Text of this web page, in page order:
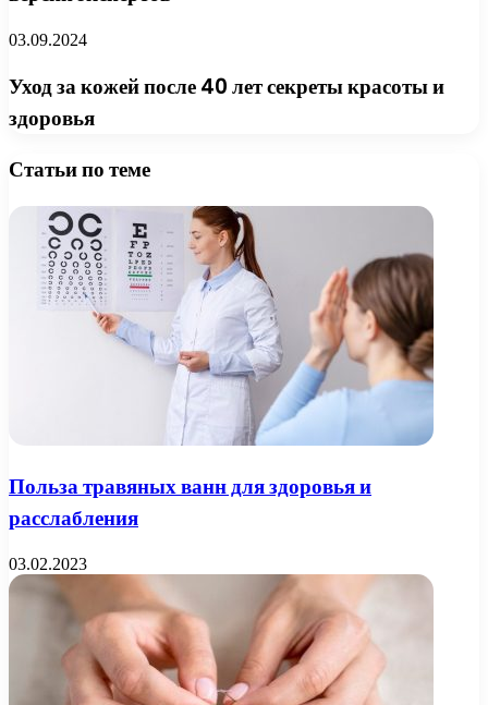
03.09.2024
Уход за кожей после 40 лет секреты красоты и
здоровья
Статьи по теме
Польза травяных ванн для здоровья и
расслабления
03.02.2023